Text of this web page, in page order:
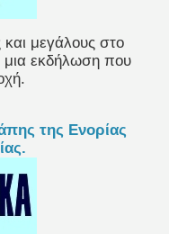
και μεγάλους στο
μια εκδήλωση που
της Ενορίας